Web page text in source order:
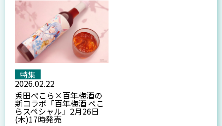
特集
2026.02.22
兎田ぺこら×百年梅酒の
新コラボ「百年梅酒 ぺこ
らスペシャル」2月26日
(木)17時発売